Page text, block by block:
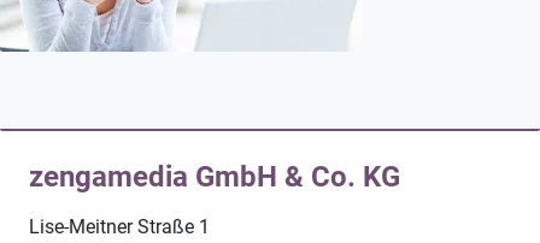
zengamedia GmbH & Co. KG
Lise-Meitner Straße 1